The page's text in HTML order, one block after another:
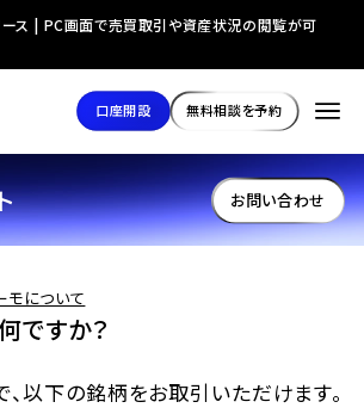
お問い合わせ
モについて
ですか？
以下の銘柄をお取引いただけます。
ス | PC画面で売買取引や資産状況の閲覧が可
口座開設 無料相談を予約